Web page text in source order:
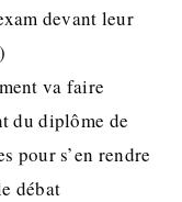
devant leur
va faire
du diplôme de
pour s’en rendre
débat